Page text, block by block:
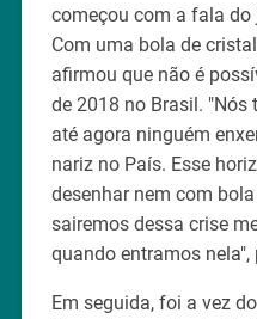
começou com a fala do
Com uma bola de
afirmou que não é
de 2018 no Brasil. "Nós
até agora ninguém
nariz no País. Esse
desenhar nem com
sairemos dessa crise
quando entramos nela",
Em seguida, foi a vez